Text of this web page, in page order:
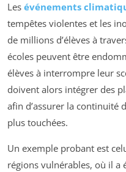
Les événements
tempêtes violentes et les
de millions d’élèves à
écoles peuvent être
élèves à interrompre leur
doivent alors intégrer des
afin d’assurer la continuité
plus touchées.
Un exemple probant est
régions vulnérables, où il a